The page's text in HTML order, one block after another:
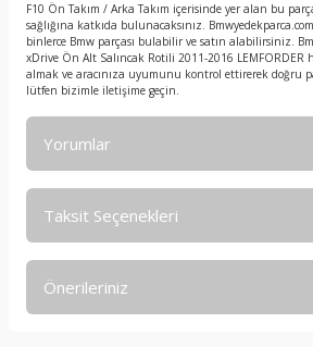
F10 Ön Takım / Arka Takım içerisinde yer alan bu
sağlığına katkıda bulunacaksınız.
binlerce Bmw parçası bulabilir ve satın alabilirsiniz.
xDrive Ön Alt Salıncak Rotili 2011-2016
almak ve aracınıza uyumunu kontrol ettirerek doğru
lütfen bizimle iletişime geçin.
Yorumlar
Taksit Seçenekleri
Önerileriniz